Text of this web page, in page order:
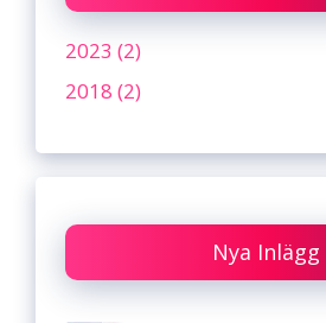
2023 (2)
2018 (2)
Nya Inlägg